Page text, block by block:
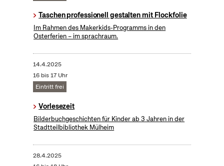
Taschen professionell gestalten mit Flockfolie
Im Rahmen des Makerkids-Programms in den
Osterferien – im sprachraum.
14.4.2025
16 bis 17 Uhr
Eintritt frei
Vorlesezeit
Bilderbuchgeschichten für Kinder ab 3 Jahren in der
Stadtteilbibliothek Mülheim
28.4.2025